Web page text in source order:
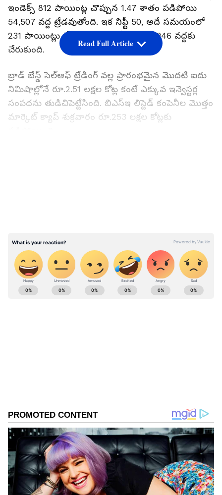
ఇండెక్స్ 812 పాయింట్ల చొప్పున 1.47 శాతం పడిపోయి
54,507 వద్ద ట్రేడవుతోంది. ఇక నిఫ్టీ 50, అదే సమయంలో
231 పాయింట్లు లేదా 1.4 శాతం క్షీణించి 16,246 వద్దకు
చేరుకుంది.
బ్రాడ్ బేస్డ్ సెల్‌ఆఫ్ ట్రేడింగ్ వల్ల ప్రారంభమైన మొదటి ఐదు
నిమిషాల్లోనే రూ.2.51 లక్షల కోట్ల కంటే ఎక్కువ ఇన్వెస్టర్ల
సంపదను తుడిచిపెట్టేసింది. బిఎస్‌ఇ లిస్టెడ్ కంపెనీల మొత్తం
మార్కెట్ క్యాప్ శుక్రవారం రూ.253 లక్షల కోట్లకు
Read Full Article
ABOUT THE AUTHOR